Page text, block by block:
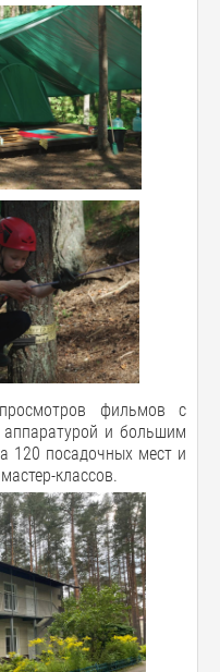
фильмов с
аппаратурой и большим
120 посадочных мест и
классов.